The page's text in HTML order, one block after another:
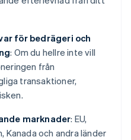
för bedrägeri och
: Om du hellre inte vill
från
transaktioner,
marknader: EU,
Kanada och andra länder